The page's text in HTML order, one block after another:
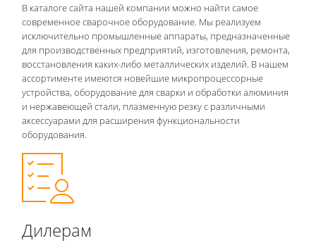
В каталоге сайта нашей компании можно найти самое
современное сварочное оборудование. Мы реализуем
исключительно промышленные аппараты, предназначенные
для производственных предприятий, изготовления, ремонта,
восстановления каких-либо металлических изделий. В нашем
ассортименте имеются новейшие микропроцессорные
устройства, оборудование для сварки и обработки алюминия
и нержавеющей стали, плазменную резку с различными
аксессуарами для расширения функциональности
оборудования.
Дилерам